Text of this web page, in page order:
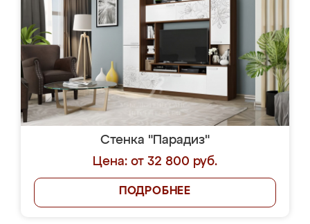
Стенка "Парадиз"
Цена: от 32 800 руб.
ПОДРОБНЕЕ